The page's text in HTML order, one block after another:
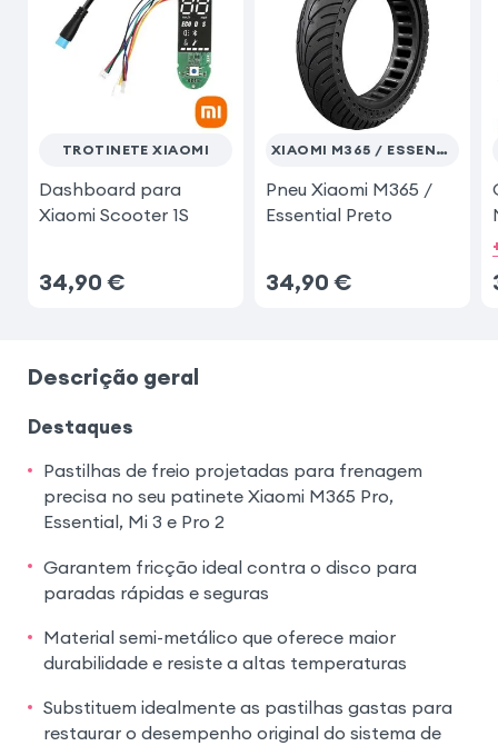
TROTINETE XIAOMI
Dashboard para
Xiaomi Scooter 1S
34,90 €
XIAOMI M365 / ESSENTIAL
Pneu Xiaomi M365 /
Essential Preto
34,90 €
Descrição geral
Destaques
Pastilhas de freio projetadas para frenagem
precisa no seu patinete Xiaomi M365 Pro,
Essential, Mi 3 e Pro 2
Garantem fricção ideal contra o disco para
paradas rápidas e seguras
Material semi-metálico que oferece maior
durabilidade e resiste a altas temperaturas
Substituem idealmente as pastilhas gastas para
restaurar o desempenho original do sistema de